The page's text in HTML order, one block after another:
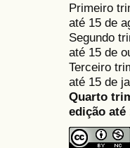
Primeiro
até 15 de
Segundo
até 15 de
Terceiro
até 15 de
Quarto
edição até